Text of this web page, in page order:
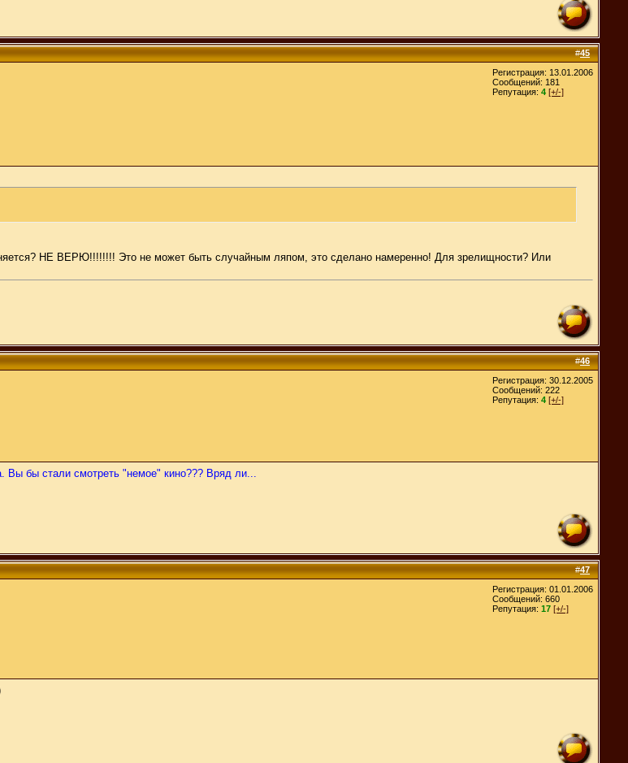
#45
Регистрация: 13.01.2006
Сообщений: 181
Репутация: 4 [+/-]
НЕ ВЕРЮ!!!!!!!! Это не может быть случайным ляпом, это сделано намеренно! Для зрелищности? Или
#46
Регистрация: 30.12.2005
Сообщений: 222
Репутация: 4 [+/-]
Вы бы стали смотреть "немое" кино??? Вряд ли...
#47
Регистрация: 01.01.2006
Сообщений: 660
Репутация: 17 [+/-]